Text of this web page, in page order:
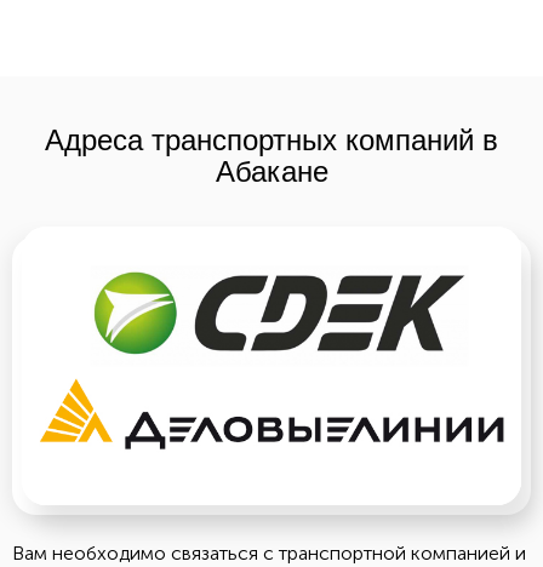
Адреса транспортных компаний в
Абакане
Вам необходимо связаться с транспортной компанией и